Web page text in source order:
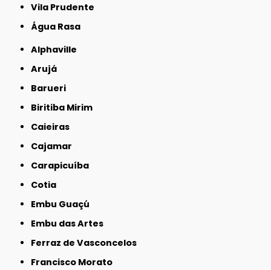
Vila Prudente
Água Rasa
Alphaville
Arujá
Barueri
Biritiba Mirim
Caieiras
Cajamar
Carapicuíba
Cotia
Embu Guaçú
Embu das Artes
Ferraz de Vasconcelos
Francisco Morato